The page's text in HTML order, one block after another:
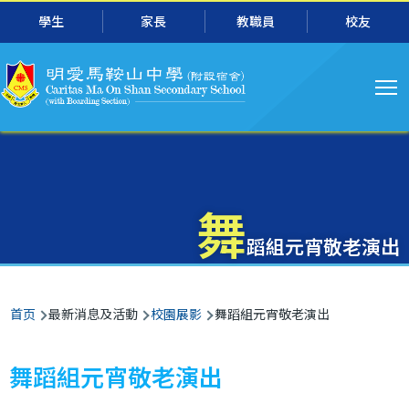
跳转到主要内容
學生 家長 教職員 校友
导
航
舞蹈組元宵敬老演出
面
包
屑
首页 最新消息及活動 校園展影 舞蹈組元宵敬老演出
舞蹈組元宵敬老演出